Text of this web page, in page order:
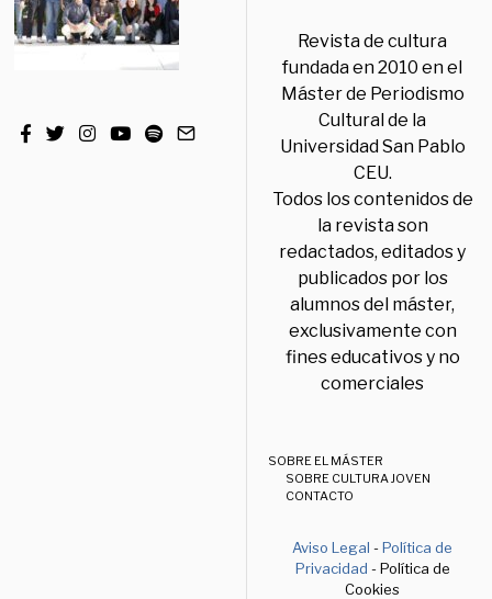
Revista de cultura
fundada en 2010 en el
Máster de Periodismo
Cultural de la
Universidad San Pablo
CEU.
Todos los contenidos de
la revista son
redactados, editados y
publicados por los
alumnos del máster,
exclusivamente con
fines educativos y no
comerciales
SOBRE EL MÁSTER
SOBRE CULTURA JOVEN
CONTACTO
Aviso Legal -Política de
Privacidad - Política de
Cookies